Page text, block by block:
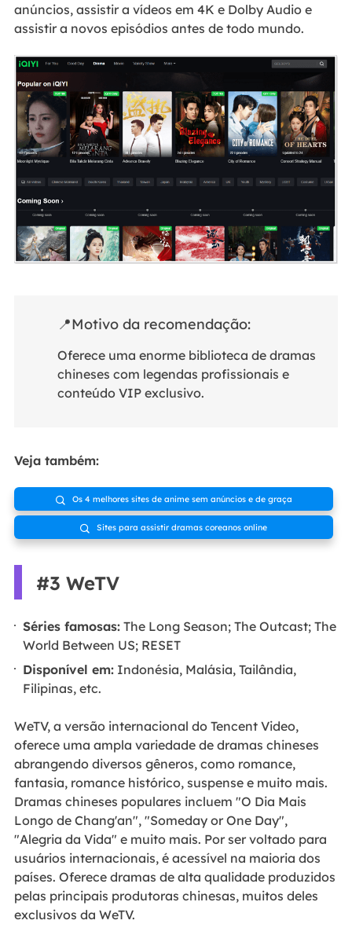
anúncios, assistir a vídeos em 4K e Dolby Audio e
assistir a novos episódios antes de todo mundo.
📍Motivo da recomendação:
Oferece uma enorme biblioteca de dramas
chineses com legendas profissionais e
conteúdo VIP exclusivo.
Veja também:
 Os 4 melhores sites de anime sem anúncios e de graça
 Sites para assistir dramas coreanos online
#3 WeTV
Séries famosas: The Long Season; The Outcast; The
World Between US; RESET
Disponível em: Indonésia, Malásia, Tailândia,
Filipinas, etc.
WeTV, a versão internacional do Tencent Video,
oferece uma ampla variedade de dramas chineses
abrangendo diversos gêneros, como romance,
fantasia, romance histórico, suspense e muito mais.
Dramas chineses populares incluem "O Dia Mais
Longo de Chang'an", "Someday or One Day",
"Alegria da Vida" e muito mais. Por ser voltado para
usuários internacionais, é acessível na maioria dos
países. Oferece dramas de alta qualidade produzidos
pelas principais produtoras chinesas, muitos deles
exclusivos da WeTV.